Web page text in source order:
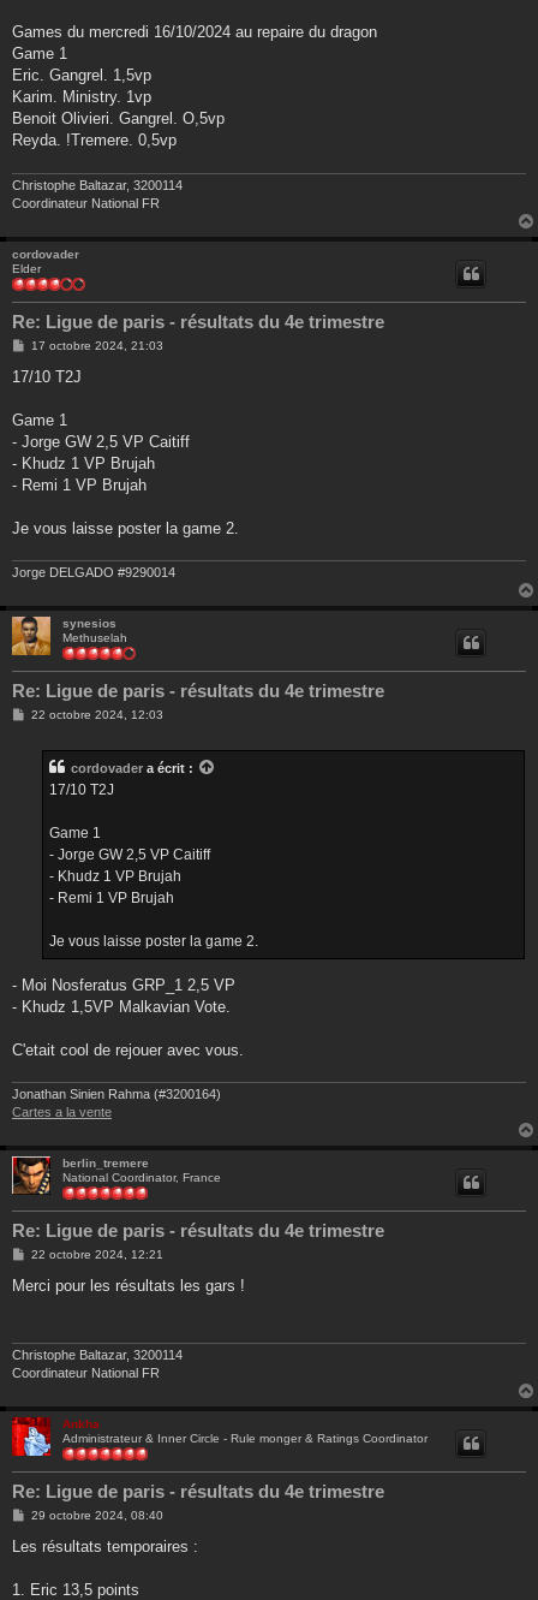
Games du mercredi 16/10/2024 au repaire du dragon
Game 1
Eric. Gangrel. 1,5vp
Karim. Ministry. 1vp
Benoit Olivieri. Gangrel. O,5vp
Reyda. !Tremere. 0,5vp
Christophe Baltazar, 3200114
Coordinateur National FR
cordovader
Elder
Re: Ligue de paris - résultats du 4e trimestre
M
s
g
17 octobre 2024, 21:03
17/10 T2J
Game 1
- Jorge GW 2,5 VP Caitiff
- Khudz 1 VP Brujah
- Remi 1 VP Brujah
Je vous laisse poster la game 2.
Jorge DELGADO #9290014
synesios
Methuselah
Re: Ligue de paris - résultats du 4e trimestre
M22 octobre 2024, 12:03
cordovader a écrit :
17/10 T2J
Game 1
- Jorge GW 2,5 VP Caitiff
- Khudz 1 VP Brujah
- Remi 1 VP Brujah
Je vous laisse poster la game 2.
- Moi Nosferatus GRP_1 2,5 VP
- Khudz 1,5VP Malkavian Vote.
C'etait cool de rejouer avec vous.
Jonathan Sinien Rahma (#3200164)
Cartes a la vente
berlin_tremere
National Coordinator, France
Re: Ligue de paris - résultats du 4e trimestre
M
s
22 octobre 2024, 12:21
Merci pour les résultats les gars !
Christophe Baltazar, 3200114
Coordinateur National FR
Ankha
Administrateur & Inner Circle - Rule monger & Ratings Coordinator
Re: Ligue de paris - résultats du 4e trimestre
M
s
g
29 octobre 2024, 08:40
Les résultats temporaires :
1. Eric 13,5 points